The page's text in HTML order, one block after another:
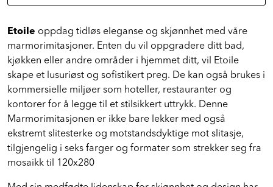
Etoile oppdag tidløs eleganse og skjønnhet med våre
marmorimitasjoner. Enten du vil oppgradere ditt bad,
kjøkken eller andre områder i hjemmet ditt, vil Etoile
skape et lusuriøst og sofistikert preg. De kan også brukes i
kommersielle miljøer som hoteller, restauranter og
kontorer for å legge til et stilsikkert uttrykk. Denne
Marmorimitasjonen er ikke bare lekker med også
ekstremt slitesterke og motstandsdyktige mot slitasje,
tilgjengelig i seks farger og formater som strekker seg fra
mosaikk til 120x280